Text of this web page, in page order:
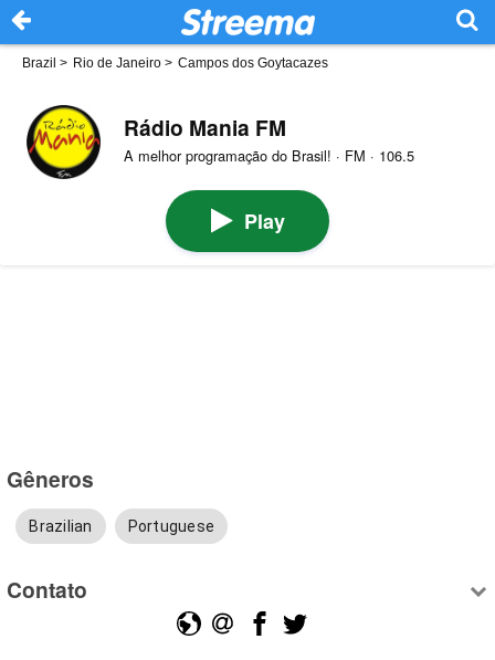
Brazil > Rio de Janeiro > Campos dos Goytacazes
Rádio Mania FM
A melhor programação do Brasil! · FM · 106.5
Play
Gêneros
Brazilian Portuguese
Contato